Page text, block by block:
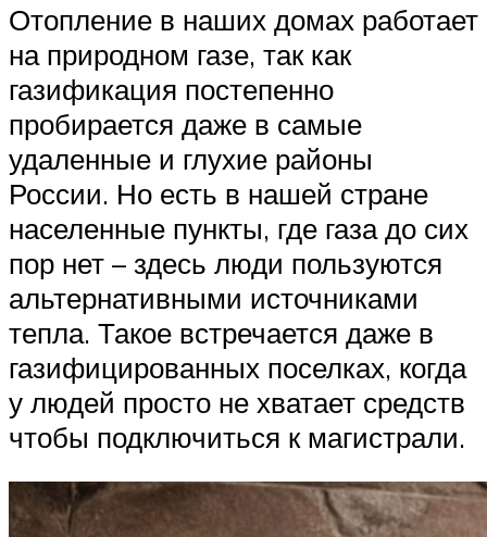
Отопление в наших домах работает
на природном газе, так как
газификация постепенно
пробирается даже в самые
удаленные и глухие районы
России. Но есть в нашей стране
населенные пункты, где газа до сих
пор нет – здесь люди пользуются
альтернативными источниками
тепла. Такое встречается даже в
газифицированных поселках, когда
у людей просто не хватает средств
чтобы подключиться к магистрали.